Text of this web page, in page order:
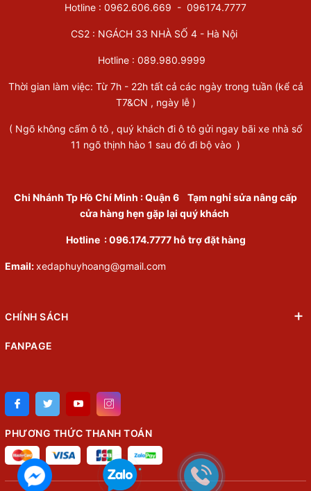
Hotline : 0962.606.669 - 096174.7777
CS2 : NGÁCH 33 NHÀ SỐ 4 - Hà Nội
Hotline : 089.980.9999
Thời gian làm việc: Từ 7h - 22h tất cả các ngày trong tuần (kể cả
T7&CN , ngày lễ )
( Ngõ không cấm ô tô , quý khách đi ô tô gửi ngay bãi xe nhà số
11 ngõ thịnh hào 1 sau đó đi bộ vào )
Chi Nhánh Tp Hồ Chí Minh :Quận 6 Tạm nghỉ sửa nâng cấp
cửa hàng hẹn gặp lại quý khách
Hotline : 096.174.7777 hỗ trợ đặt hàng
Email:xedaphuyhoang@gmail.com
CHÍNH SÁCH
FANPAGE
PHƯƠNG THỨC THANH TOÁN